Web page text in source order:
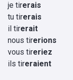
je tirerais
tu tirerais
il tirerait
nous tirerions
vous tireriez
ils tireraient